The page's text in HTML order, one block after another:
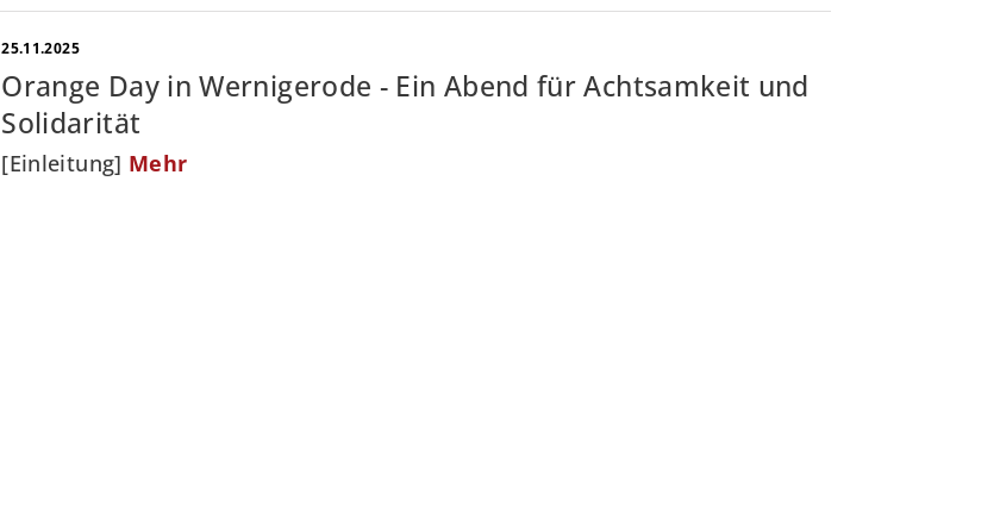
25.11.2025
Orange Day in Wernigerode - Ein Abend für Achtsamkeit und
Solidarität
[Einleitung] Mehr